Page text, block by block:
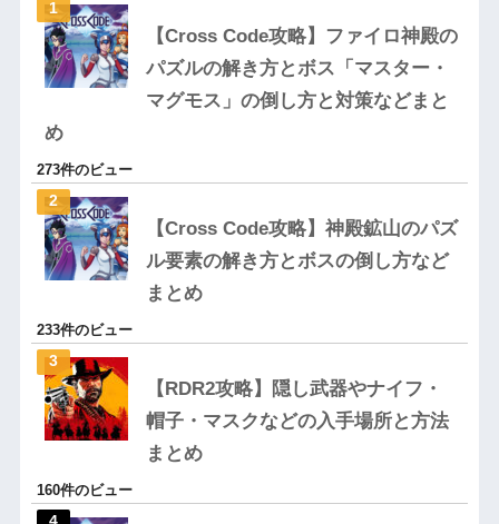
【Cross Code攻略】ファイロ神殿の
パズルの解き方とボス「マスター・
マグモス」の倒し方と対策などまと
め
273件のビュー
【Cross Code攻略】神殿鉱山のパズ
ル要素の解き方とボスの倒し方など
まとめ
233件のビュー
【RDR2攻略】隠し武器やナイフ・
帽子・マスクなどの入手場所と方法
まとめ
160件のビュー